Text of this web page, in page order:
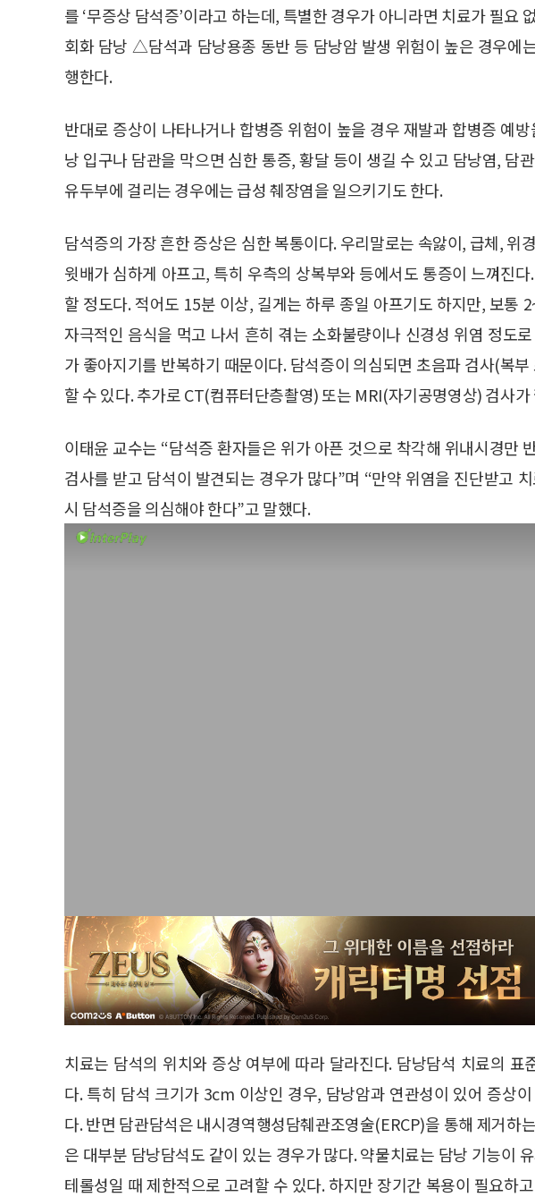
를 ‘무증상 담석증’이라고 하는데, 특별한 경우가 아니라면 치료가 필
회화 담낭 △담석과 담낭용종 동반 등 담낭암 발생 위험이 높은 경우에
행한다.
반대로 증상이 나타나거나 합병증 위험이 높을 경우 재발과 합병증 예
낭 입구나 담관을 막으면 심한 통증, 황달 등이 생길 수 있고 담낭염, 담
유두부에 걸리는 경우에는 급성 췌장염을 일으키기도 한다.
담석증의 가장 흔한 증상은 심한 복통이다. 우리말로는 속앓이, 급체, 위
윗배가 심하게 아프고, 특히 우측의 상복부와 등에서도 통증이 느껴진
할 정도다. 적어도 15분 이상, 길게는 하루 종일 아프기도 하지만, 보통
자극적인 음식을 먹고 나서 흔히 겪는 소화불량이나 신경성 위염 정도
가 좋아지기를 반복하기 때문이다. 담석증이 의심되면 초음파 검사(복
할 수 있다. 추가로 CT(컴퓨터단층촬영) 또는 MRI(자기공명영상) 검사
이태윤 교수는 “담석증 환자들은 위가 아픈 것으로 착각해 위내시경만
검사를 받고 담석이 발견되는 경우가 많다”며 “만약 위염을 진단받고
시 담석증을 의심해야 한다”고 말했다.
치료는 담석의 위치와 증상 여부에 따라 달라진다. 담낭담석 치료의 표
다. 특히 담석 크기가 3cm 이상인 경우, 담낭암과 연관성이 있어 증상
다. 반면 담관담석은 내시경역행성담췌관조영술(ERCP)을 통해 제거하
은 대부분 담낭담석도 같이 있는 경우가 많다. 약물치료는 담낭 기능이
테롤성일 때 제한적으로 고려할 수 있다. 하지만 장기간 복용이 필요하